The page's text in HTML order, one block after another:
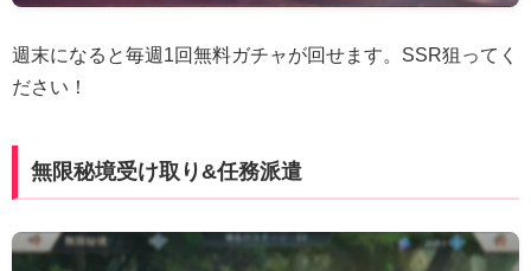
週末になると毎週1回無料ガチャが回せます。SSR狙ってく
ださい！
無限秘境受け取り&任務派遣